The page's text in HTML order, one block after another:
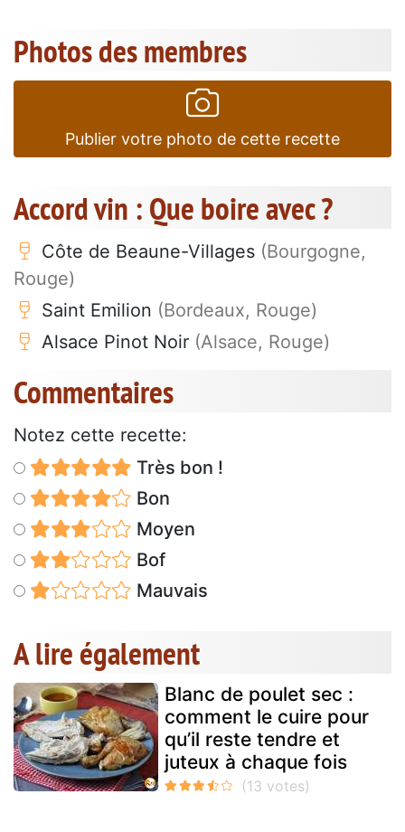
Photos des membres
Publier votre photo de cette recette
Accord vin : Que boire avec ?
Côte de Beaune-Villages (Bourgogne,
Rouge)
Saint Emilion (Bordeaux, Rouge)
Alsace Pinot Noir (Alsace, Rouge)
Commentaires
Notez cette recette:
Très bon !
Bon
Moyen
Bof
Mauvais
A lire également
Blanc de poulet sec :
comment le cuire pour
qu’il reste tendre et
juteux à chaque fois